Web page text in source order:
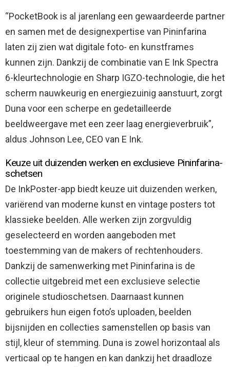
“PocketBook is al jarenlang een gewaardeerde partner
en samen met de designexpertise van Pininfarina
laten zij zien wat digitale foto- en kunstframes
kunnen zijn. Dankzij de combinatie van E Ink Spectra
6-kleurtechnologie en Sharp IGZO-technologie, die het
scherm nauwkeurig en energiezuinig aanstuurt, zorgt
Duna voor een scherpe en gedetailleerde
beeldweergave met een zeer laag energieverbruik”,
aldus Johnson Lee, CEO van E Ink.
Keuze uit duizenden werken en exclusieve Pininfarina-
schetsen
De InkPoster-app biedt keuze uit duizenden werken,
variërend van moderne kunst en vintage posters tot
klassieke beelden. Alle werken zijn zorgvuldig
geselecteerd en worden aangeboden met
toestemming van de makers of rechtenhouders.
Dankzij de samenwerking met Pininfarina is de
collectie uitgebreid met een exclusieve selectie
originele studioschetsen. Daarnaast kunnen
gebruikers hun eigen foto’s uploaden, beelden
bijsnijden en collecties samenstellen op basis van
stijl, kleur of stemming. Duna is zowel horizontaal als
verticaal op te hangen en kan dankzij het draadloze